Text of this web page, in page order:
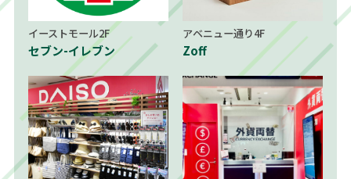
イーストモール2F
セブン-イレブン
アベニュー通り4F
Zoff